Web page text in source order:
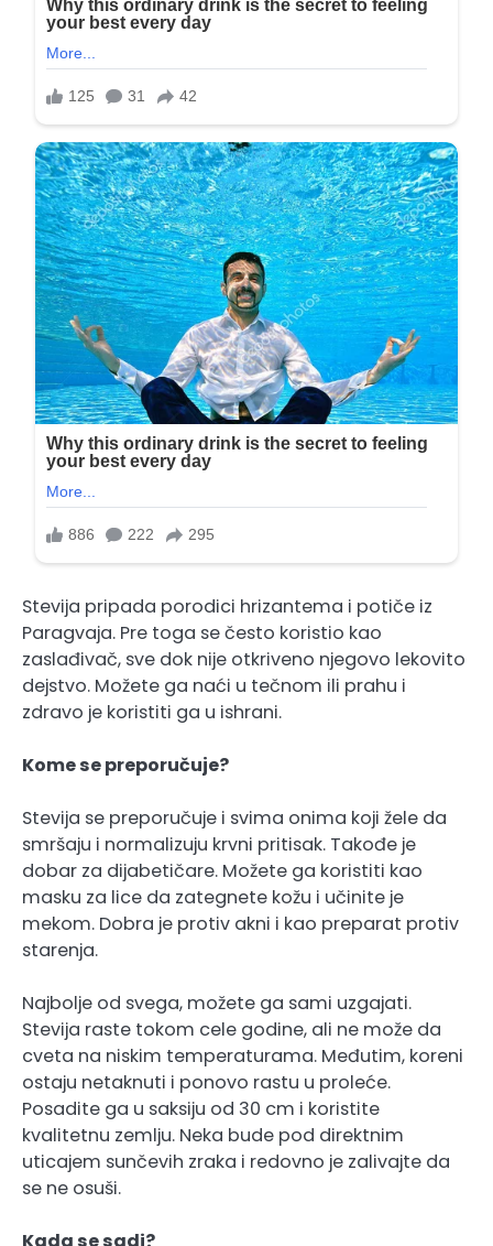
Stevija pripada porodici hrizantema i potiče iz
Paragvaja. Pre toga se često koristio kao
zaslađivač, sve dok nije otkriveno njegovo lekovito
dejstvo. Možete ga naći u tečnom ili prahu i
zdravo je koristiti ga u ishrani.
Kome se preporučuje?
Stevija se preporučuje i svima onima koji žele da
smršaju i normalizuju krvni pritisak. Takođe je
dobar za dijabetičare. Možete ga koristiti kao
masku za lice da zategnete kožu i učinite je
mekom. Dobra je protiv akni i kao preparat protiv
starenja.
Najbolje od svega, možete ga sami uzgajati.
Stevija raste tokom cele godine, ali ne može da
cveta na niskim temperaturama. Međutim, koreni
ostaju netaknuti i ponovo rastu u proleće.
Posadite ga u saksiju od 30 cm i koristite
kvalitetnu zemlju. Neka bude pod direktnim
uticajem sunčevih zraka i redovno je zalivajte da
se ne osuši.